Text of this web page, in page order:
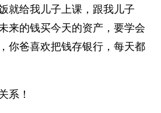
就给我儿子上课，跟我儿子
来的钱买今天的资产，要学会
你爸喜欢把钱存银行，每天都
系！